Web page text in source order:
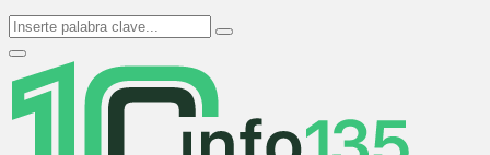
Search
for:
Search
Primary
Menu